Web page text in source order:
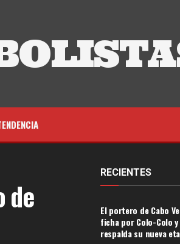
de
RECIENTES
El portero de Cabo
ficha por Colo-Colo y
respalda su nueva